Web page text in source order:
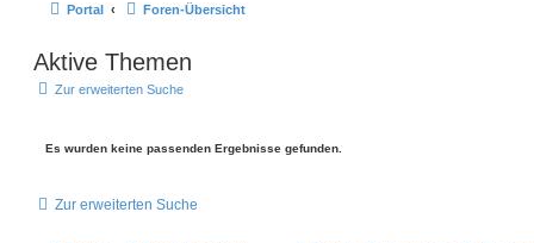
Portal Foren-Übersicht
Aktive Themen
Zur erweiterten Suche
Es wurden keine passenden Ergebnisse gefunden.
Zur erweiterten Suche